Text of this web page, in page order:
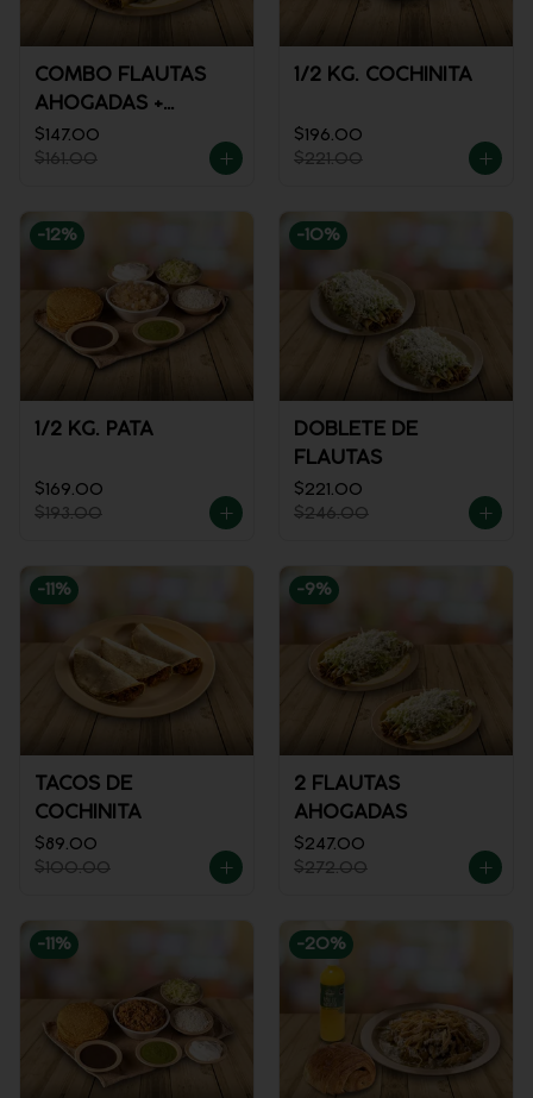
COMBO FLAUTAS
AHOGADAS +
REFRESCO
$147.00
$161.00
1/2 KG. COCHINITA
$196.00
$221.00
-12%
1/2 KG. PATA
$169.00
$193.00
-10%
DOBLETE DE
FLAUTAS
$221.00
$246.00
-11 %
TACOS DE
COCHINITA
$89.00
$100.00
-9%
2 FLAUTAS
AHOGADAS
$247.00
$272.00
-11 % -20%